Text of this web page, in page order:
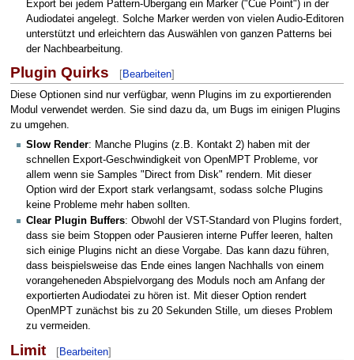
Export bei jedem Pattern-Übergang ein Marker ("Cue Point") in der
Audiodatei angelegt. Solche Marker werden von vielen Audio-Editoren
unterstützt und erleichtern das Auswählen von ganzen Patterns bei
der Nachbearbeitung.
Plugin Quirks [Bearbeiten]
Diese Optionen sind nur verfügbar, wenn Plugins im zu exportierenden
Modul verwendet werden. Sie sind dazu da, um Bugs im einigen Plugins
zu umgehen.
Slow Render: Manche Plugins (z.B. Kontakt 2) haben mit der
schnellen Export-Geschwindigkeit von OpenMPT Probleme, vor
allem wenn sie Samples "Direct from Disk" rendern. Mit dieser
Option wird der Export stark verlangsamt, sodass solche Plugins
keine Probleme mehr haben sollten.
Clear Plugin Buffers: Obwohl der VST-Standard von Plugins fordert,
dass sie beim Stoppen oder Pausieren interne Puffer leeren, halten
sich einige Plugins nicht an diese Vorgabe. Das kann dazu führen,
dass beispielsweise das Ende eines langen Nachhalls von einem
vorangeheneden Abspielvorgang des Moduls noch am Anfang der
exportierten Audiodatei zu hören ist. Mit dieser Option rendert
OpenMPT zunächst bis zu 20 Sekunden Stille, um dieses Problem
zu vermeiden.
Limit [Bearbeiten]